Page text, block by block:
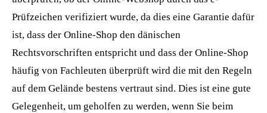
Prüfzeichen verifiziert wurde, da dies eine Garantie dafür
ist, dass der Online-Shop den dänischen
Rechtsvorschriften entspricht und dass der Online-Shop
häufig von Fachleuten überprüft wird die mit den Regeln
auf dem Gelände bestens vertraut sind. Dies ist eine gute
Gelegenheit, um geholfen zu werden, wenn Sie beim